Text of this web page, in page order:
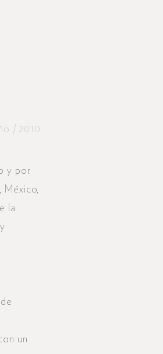
/ 2010
y por
México,
la
un